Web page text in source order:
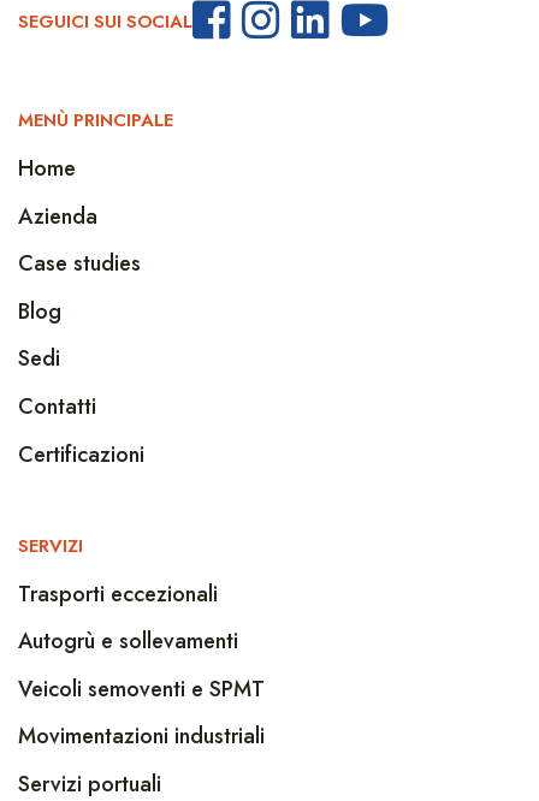
SEGUICI SUI SOCIAL
MENÙ PRINCIPALE
Home
Azienda
Case studies
Blog
Sedi
Contatti
Certificazioni
SERVIZI
Trasporti eccezionali
Autogrù e sollevamenti
Veicoli semoventi e SPMT
Movimentazioni industriali
Servizi portuali